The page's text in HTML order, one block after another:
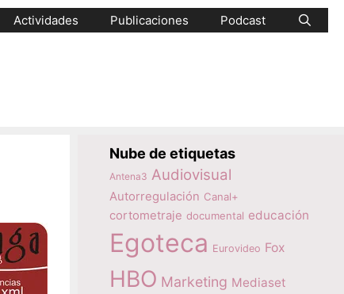
Actividades Publicaciones Podcast
Nube de etiquetas
Antena3 Audiovisual
Autorregulación Canal+
cortometraje documental educación
Egoteca Eurovideo Fox
HBO Marketing Mediaset